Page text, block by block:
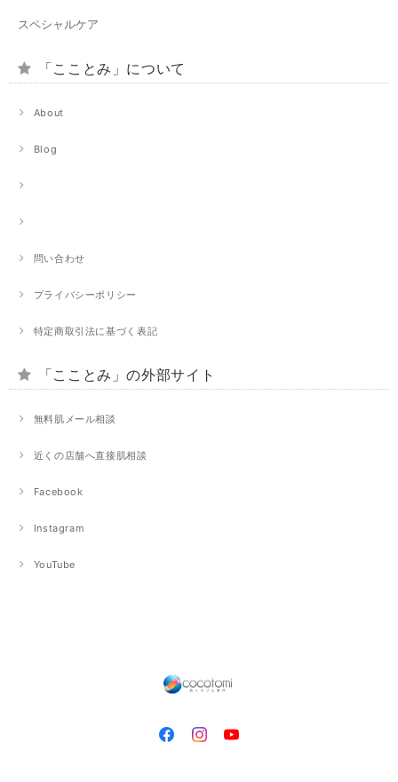
スペシャルケア
「こことみ」について
About
Blog
問い合わせ
プライバシーポリシー
特定商取引法に基づく表記
「こことみ」の外部サイト
無料肌メール相談
近くの店舗へ直接肌相談
Facebook
Instagram
YouTube